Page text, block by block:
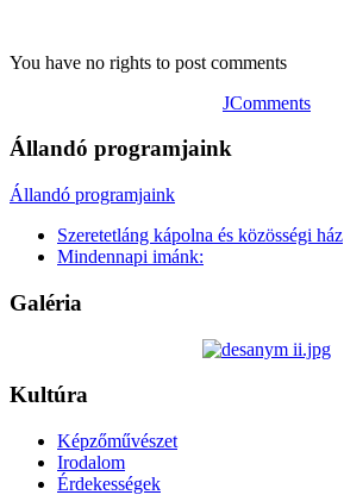
You have no rights to post comments
JComments
Állandó programjaink
Állandó programjaink
Szeretetláng kápolna és közösségi ház
Mindennapi imánk:
Galéria
Kultúra
Képzőművészet
Irodalom
Érdekességek